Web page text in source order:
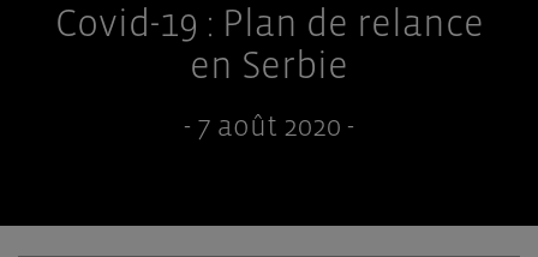
Covid-19 : Plan de relance
en Serbie
- 7 août 2020 -